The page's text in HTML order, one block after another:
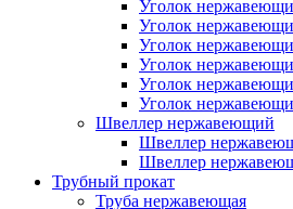
Уголок
Уголок
Уголок
Уголок
Уголок
Уголок
Швеллер нержавеющий
Швеллер
Швеллер
Трубный прокат
Труба нержавеющая